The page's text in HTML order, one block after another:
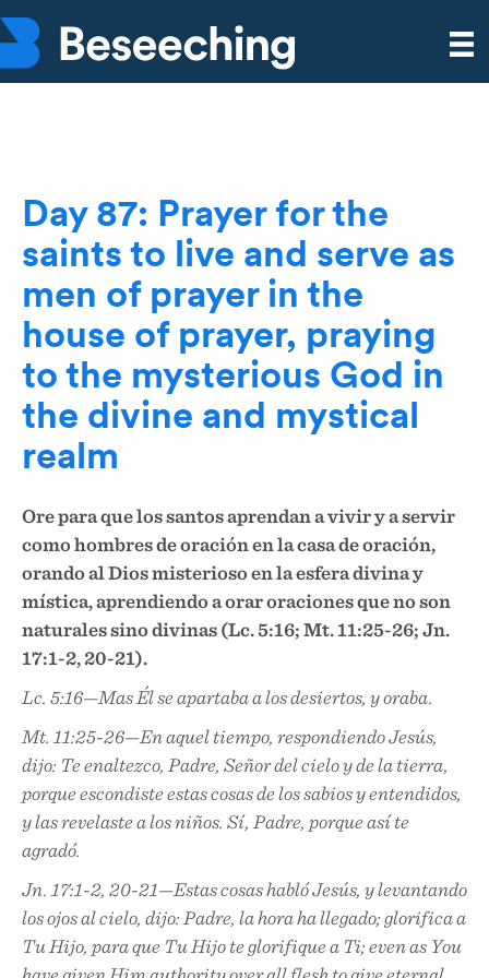
Day 87: Prayer for the
saints to live and serve as
men of prayer in the
house of prayer, praying
to the mysterious God in
the divine and mystical
realm
Ore para que los santos aprendan a vivir y a servir
como hombres de oración en la casa de oración,
orando al Dios misterioso en la esfera divina y
mística, aprendiendo a orar oraciones que no son
naturales sino divinas (Lc. 5:16; Mt. 11:25-26; Jn.
17:1-2, 20-21).
Lc. 5:16—Mas Él se apartaba a los desiertos, y oraba.
Mt. 11:25-26—En aquel tiempo, respondiendo Jesús,
dijo: Te enaltezco, Padre, Señor del cielo y de la tierra,
porque escondiste estas cosas de los sabios y entendidos,
y las revelaste a los niños. Sí, Padre, porque así te
agradó.
Jn. 17:1-2, 20-21—Estas cosas habló Jesús, y levantando
los ojos al cielo, dijo: Padre, la hora ha llegado; glorifica a
Tu Hijo, para que Tu Hijo te glorifique a Ti;even as You